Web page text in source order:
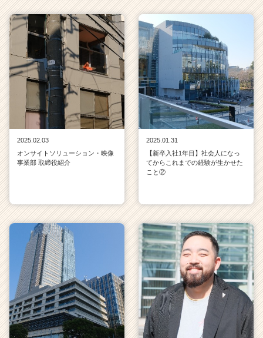
2025.02.03
オンサイトソリューション・映像
事業部 取締役紹介
2025.01.31
【新卒入社1年目】社会人になっ
てからこれまでの経験が生かせた
こと②